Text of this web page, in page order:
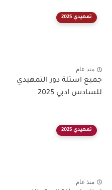
تمهيدي 2025
منذ عام
جميع اسئلة دور التمهيدي
للسادس ادبي 2025
تمهيدي 2025
منذ عام